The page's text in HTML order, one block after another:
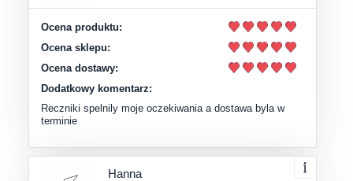
Ocena produktu:
Ocena sklepu:
Ocena dostawy:
Dodatkowy komentarz:
Reczniki spelnily moje oczekiwania a dostawa byla w
terminie
Hanna